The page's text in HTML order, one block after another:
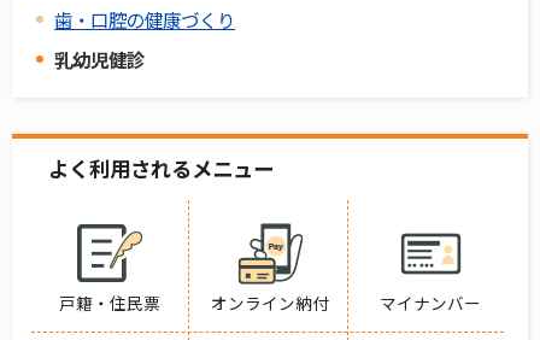
歯・口腔の健康づくり
乳幼児健診
よく利用されるメニュー
戸籍・住民票 オンライン納付 マイナンバー